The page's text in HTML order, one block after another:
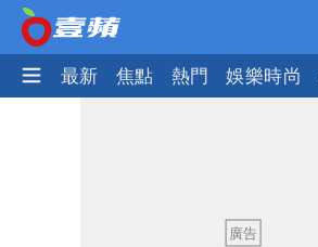
最新 焦點 熱門 娛樂時尚